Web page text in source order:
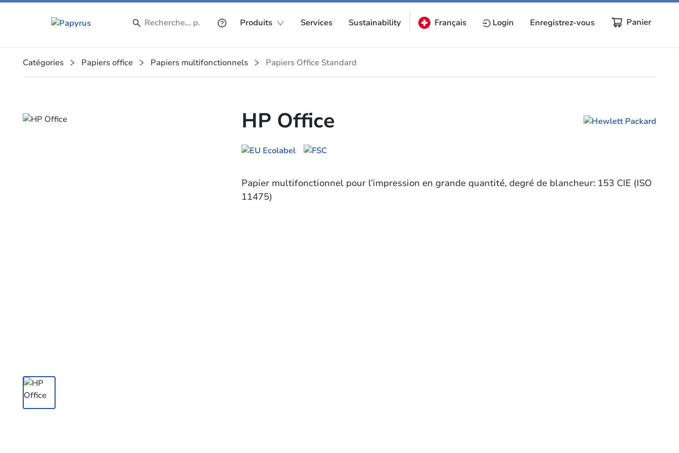
Produits Services Sustainability Français Login Enregistrez-vous Panier
Catégories Papiers office Papiers multifonctionnels Papiers Office Standard
Slide 1 of 1 HP Office
Papier multifonctionnel pour l’impression en grande quantité, degré de blancheur: 153 CIE (ISO
11475)